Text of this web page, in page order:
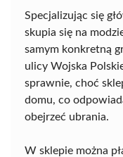
Specjalizując się
skupia się na
samym konkretną
ulicy Wojska
sprawnie, choć
domu, co
obejrzeć ubrania.
W sklepie można